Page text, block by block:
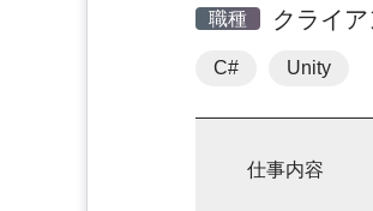
職種 クライ
C# Unity
仕事内容